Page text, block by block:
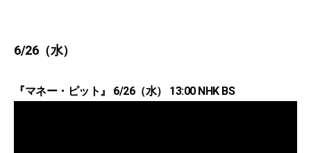
6/26（水）
『マネー・ピット』 6/26（水） 13:00 NHK BS